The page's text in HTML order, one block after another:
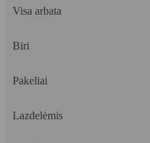
Visa arbata
Biri
Pakeliai
Lazdelėmis